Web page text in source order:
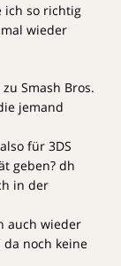
ich so richtig
wieder
Smash Bros.
jemand
für 3DS
geben? dh
in der
auch wieder
noch keine